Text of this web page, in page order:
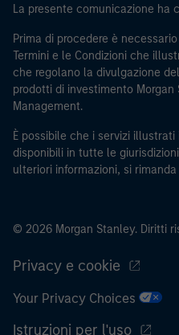
La presente comunicazione ha
Prima di procedere è
Termini e le Condizioni che
che regolano la divulgazione
prodotti di investimento
Management.
È possibile che i servizi
disponibili in tutte le
ulteriori informazioni, si
© 2026 Morgan Stanley. Diritti
Privacy e cookie
Your Privacy Choices
Istruzioni per l'uso